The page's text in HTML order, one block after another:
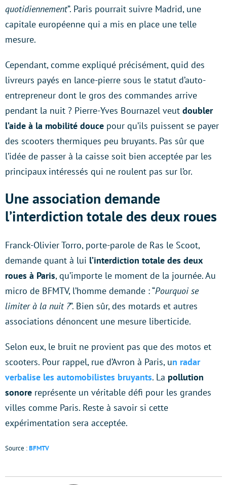
quotidiennement”. Paris pourrait suivre Madrid, une
capitale européenne qui a mis en place une telle
mesure.
Cependant, comme expliqué précisément, quid des
livreurs payés en lance-pierre sous le statut d’auto-
entrepreneur dont le gros des commandes arrive
pendant la nuit ? Pierre-Yves Bournazel veut doubler
l’aide à la mobilité douce pour qu’ils puissent se payer
des scooters thermiques peu bruyants. Pas sûr que
l’idée de passer à la caisse soit bien acceptée par les
principaux intéressés qui ne roulent pas sur l’or.
Une association demande
l’interdiction totale des deux roues
Franck-Olivier Torro, porte-parole de Ras le Scoot,
demande quant à lui l’interdiction totale des deux
roues à Paris, qu’importe le moment de la journée. Au
micro de BFMTV, l’homme demande : “Pourquoi se
limiter à la nuit ?”. Bien sûr, des motards et autres
associations dénoncent une mesure liberticide.
Selon eux, le bruit ne provient pas que des motos et
scooters. Pour rappel, rue d’Avron à Paris, un radar
verbalise les automobilistes bruyants. La pollution
sonore représente un véritable défi pour les grandes
villes comme Paris. Reste à savoir si cette
expérimentation sera acceptée.
Source :BFMTV